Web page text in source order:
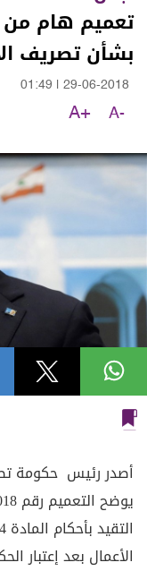
تعميم هام من
بشأن تصريف
29-06-2018
01:49
A-
A+
أصدر رئيس حكومة
الأعمال بعد إعتبار